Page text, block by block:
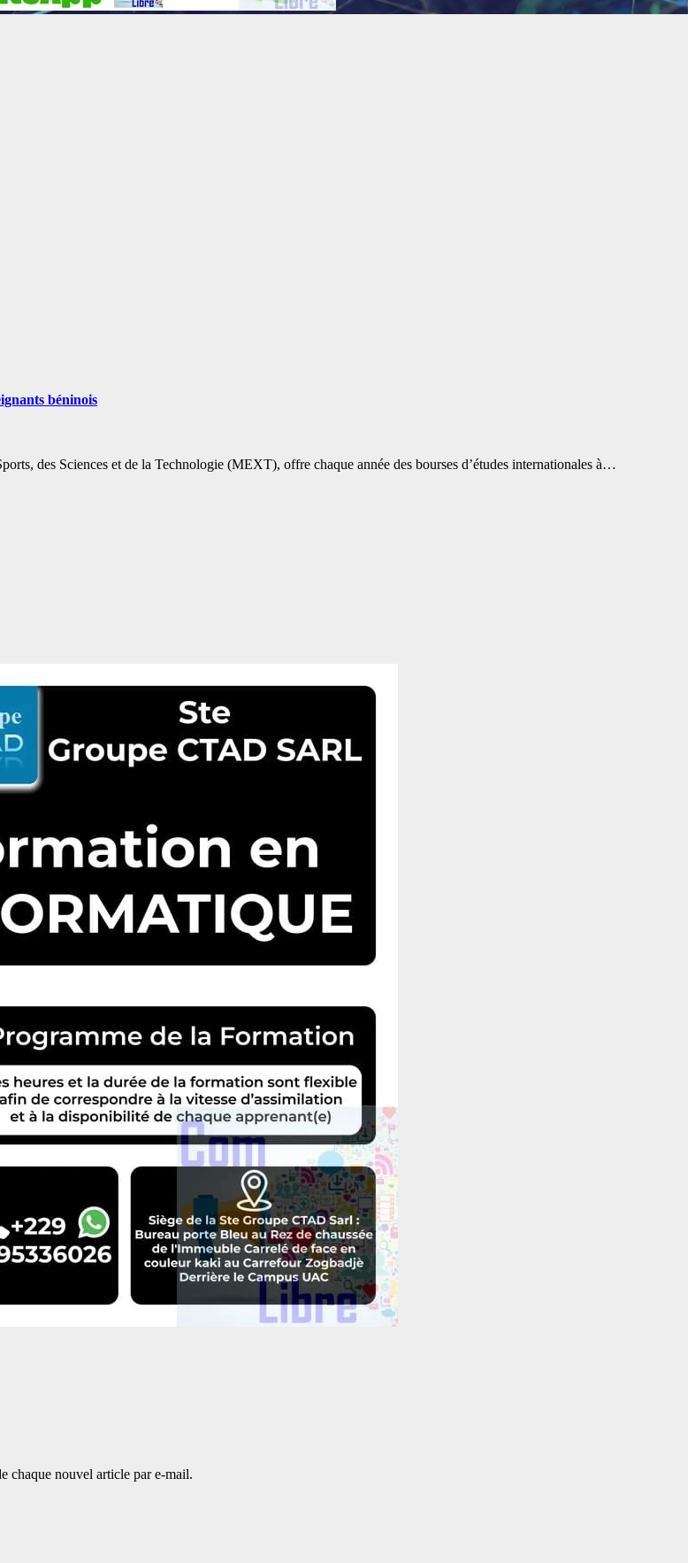
béninois
des Sciences et de la Technologie (MEXT), offre chaque année des bourses d’études internationales à…
chaque nouvel article par e-mail.